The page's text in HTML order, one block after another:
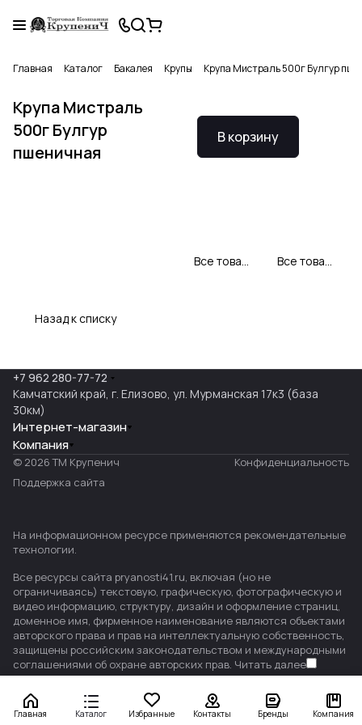
Главная Каталог Бакалея Крупы Крупа Мистраль 500г Булгур
Крупа Мистраль
500г Булгур
пшеничная
В корзину
Все товары Мистраль Все товары категории
Назад к списку
Главная Каталог Избранные Контакты Бренды Компания
+7 962 280-77-72
Камчатский край, г. Елизово, ул. Мурманская 17к3 (база
30км)
Интернет-магазин
Компания
© 2026 ТМ Крупенич
Конфиденциальность
Поддержка сайта
На информационном ресурсе применяются рекомендательные
технологии.
Все ресурсы сайта pryanosti41.ru, включая (но не
ограничиваясь) текстовую, графическую, фотографическую и
видео информацию, структуру, дизайн и оформление страниц,
доменное имя, фирменное наименование являются объектами
авторского права и прав на интеллектуальную собственность,
защищены российским законодательством и международными
соглашениями об охране авторских прав. Читать далее